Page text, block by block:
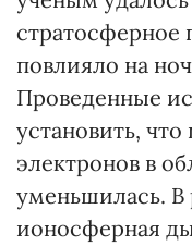
стратосферное
повлияло на
Проведенные
установить,
электронов в
уменьшилась. В
ионосферная